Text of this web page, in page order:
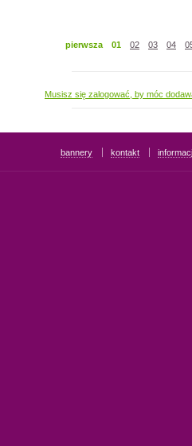
pierwsza 01 02 03 04
Musisz się zalogować, by móc
bannery kontakt